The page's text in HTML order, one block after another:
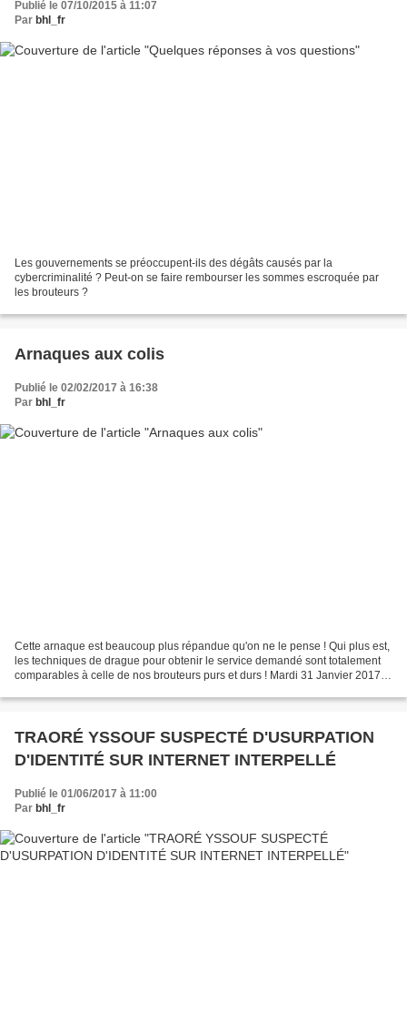
Publié le 07/10/2015 à 11:07
Par bhl_fr
Les gouvernements se préoccupent-ils des dégâts causés par la
cybercriminalité ? Peut-on se faire rembourser les sommes escroquée par
les brouteurs ?
Arnaques aux colis
Publié le 02/02/2017 à 16:38
Par bhl_fr
Cette arnaque est beaucoup plus répandue qu'on ne le pense ! Qui plus est,
les techniques de drague pour obtenir le service demandé sont totalement
comparables à celle de nos brouteurs purs et durs ! Mardi 31 Janvier 2017
TRAORÉ YSSOUF SUSPECTÉ D'USURPATION
D'IDENTITÉ SUR INTERNET INTERPELLÉ
Publié le 01/06/2017 à 11:00
Par bhl_fr